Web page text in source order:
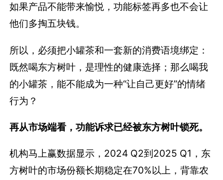
如果产品不能带来愉悦，功能标签再多也不会让
他们多掏五块钱。
所以，必须把小罐茶和一套新的消费语境绑定：
既然喝东方树叶，是理性的健康选择；那么喝我
的小罐茶，能不能成为一种“让自己更好”的情绪
行为？
再从市场端看，功能诉求已经被东方树叶锁死。
机构马上赢数据显示，2024 Q2到2025 Q1，东
方树叶的市场份额长期稳定在70%以上，背靠农